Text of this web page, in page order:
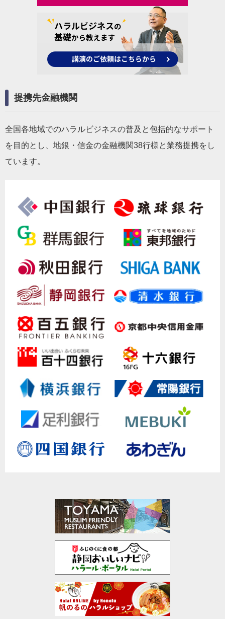
提携先金融機関
全国各地域でのハラルビジネスの普及と包括的なサポート
を目的とし、地銀・信金の金融機関38行様と業務提携をし
ています。